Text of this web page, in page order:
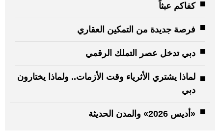
كفاكم عبثاً
فرصة جديدة من التمكين العقاري
دبي تدخل عصر التملك الرقمي
لماذا يشتري الأثرياء وقت الأزمات.. ولماذا يختارون
دبي
«أديس 2026» والمدن الحديثة